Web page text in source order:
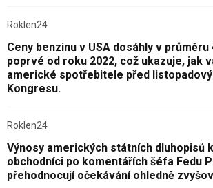
Roklen24
Ceny benzinu v USA dosáhly v
poprvé od roku 2022, což ukazuje, jak
americké spotřebitele před
Kongresu.
Roklen24
Výnosy amerických státních dluhopisů
obchodníci po komentářích šéfa Fedu
přehodnocují očekávání ohledně